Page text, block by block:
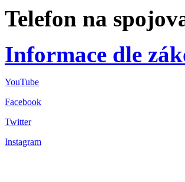
Telefon na
Informace dle
YouTube
Facebook
Twitter
Instagram